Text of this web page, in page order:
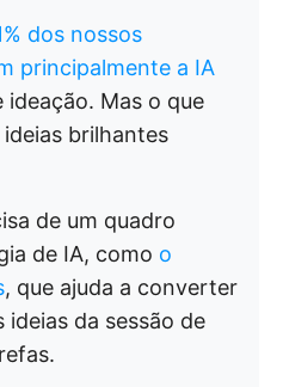
dos nossos
principalmente a IA
Mas o que
brilhantes
de um quadro
de IA, como o
, que ajuda a converter
da sessão de